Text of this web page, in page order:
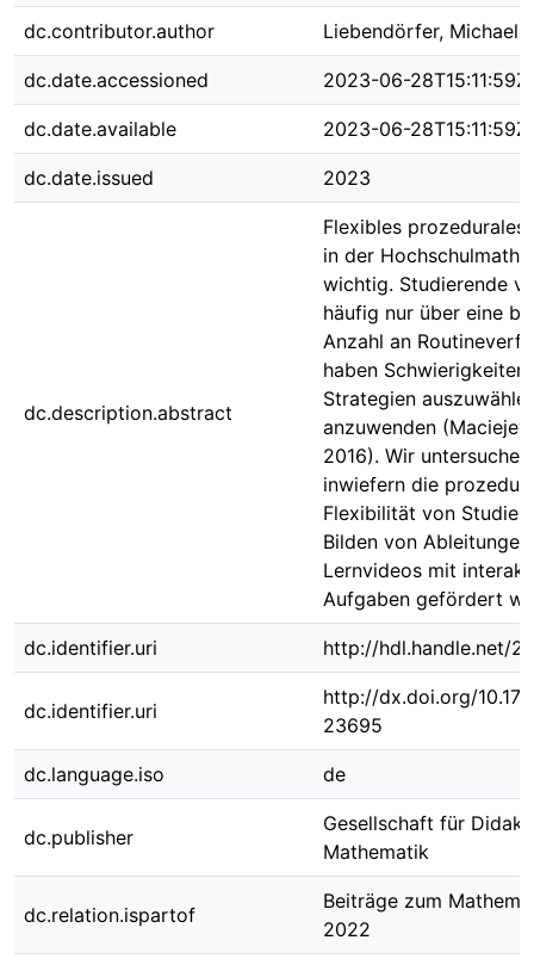
dc.contributor.author Liebendörfer, Michael
dc.date.accessioned 2023-06-28T15:11:59Z
dc.date.available 2023-06-28T15:11:59Z
dc.date.issued 2023
dc.description.abstract
Flexibles prozedurales
in der
wichtig. Studierende
häufig nur über eine
Anzahl an
haben
Strategien
anzuwenden
2016). Wir
inwiefern die
Flexibilität von
Bilden von
Lernvideos mit
Aufgaben gefördert
dc.identifier.uri http://hdl.handle.net/
dc.identifier.uri
http://dx.doi.org/
23695
dc.language.iso de
dc.publisher
Gesellschaft für
Mathematik
dc.relation.ispartof
Beiträge zum
2022